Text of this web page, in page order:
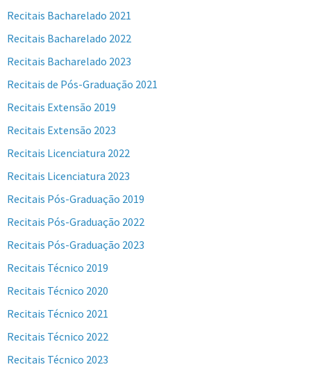
Recitais Bacharelado 2021
Recitais Bacharelado 2022
Recitais Bacharelado 2023
Recitais de Pós-Graduação 2021
Recitais Extensão 2019
Recitais Extensão 2023
Recitais Licenciatura 2022
Recitais Licenciatura 2023
Recitais Pós-Graduação 2019
Recitais Pós-Graduação 2022
Recitais Pós-Graduação 2023
Recitais Técnico 2019
Recitais Técnico 2020
Recitais Técnico 2021
Recitais Técnico 2022
Recitais Técnico 2023